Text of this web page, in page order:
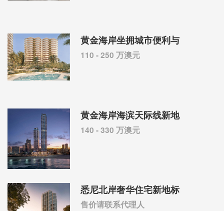
黄金海岸坐拥城市便利与
110 - 250 万澳元
黄金海岸海滨天际线新地
140 - 330 万澳元
悉尼北岸奢华住宅新地标
售价请联系代理人